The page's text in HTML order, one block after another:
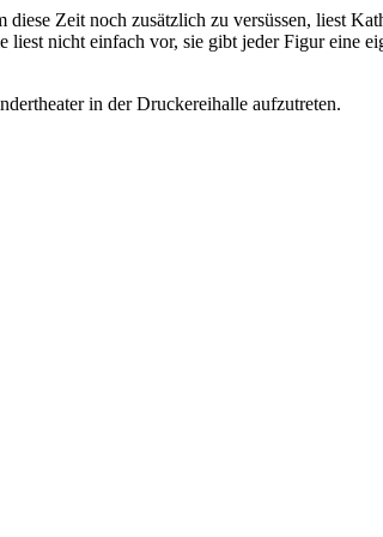
Zeit noch zusätzlich zu versüssen, liest
nicht einfach vor, sie gibt jeder Figur eine
in der Druckereihalle aufzutreten.